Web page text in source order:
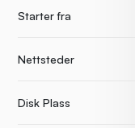
Starter fra
Nettsteder
Disk Plass